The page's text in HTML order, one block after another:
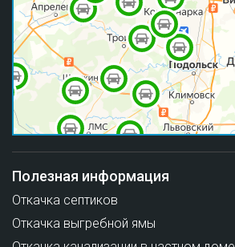
Полезная информация
Откачка септиков
Откачка выгребной ямы